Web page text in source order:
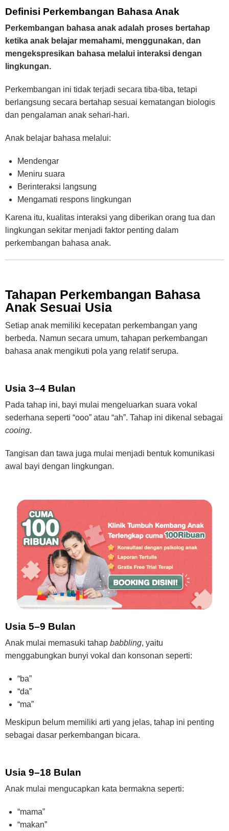
Definisi Perkembangan Bahasa Anak
Perkembangan bahasa anak adalah proses bertahap
ketika anak belajar memahami, menggunakan, dan
mengekspresikan bahasa melalui interaksi dengan
lingkungan.
Perkembangan ini tidak terjadi secara tiba-tiba, tetapi
berlangsung secara bertahap sesuai kematangan biologis
dan pengalaman anak sehari-hari.
Anak belajar bahasa melalui:
Mendengar
Meniru suara
Berinteraksi langsung
Mengamati respons lingkungan
Karena itu, kualitas interaksi yang diberikan orang tua dan
lingkungan sekitar menjadi faktor penting dalam
perkembangan bahasa anak.
Tahapan Perkembangan Bahasa
Anak Sesuai Usia
Setiap anak memiliki kecepatan perkembangan yang
berbeda. Namun secara umum, tahapan perkembangan
bahasa anak mengikuti pola yang relatif serupa.
Usia 3–4 Bulan
Pada tahap ini, bayi mulai mengeluarkan suara vokal
sederhana seperti “ooo” atau “ah”. Tahap ini dikenal sebagai
cooing.
Tangisan dan tawa juga mulai menjadi bentuk komunikasi
awal bayi dengan lingkungan.
Usia 5–9 Bulan
Anak mulai memasuki tahap babbling, yaitu
menggabungkan bunyi vokal dan konsonan seperti:
“ba”
“da”
“ma”
Meskipun belum memiliki arti yang jelas, tahap ini penting
sebagai dasar perkembangan bicara.
Usia 9–18 Bulan
Anak mulai mengucapkan kata bermakna seperti:
“mama”
“makan”